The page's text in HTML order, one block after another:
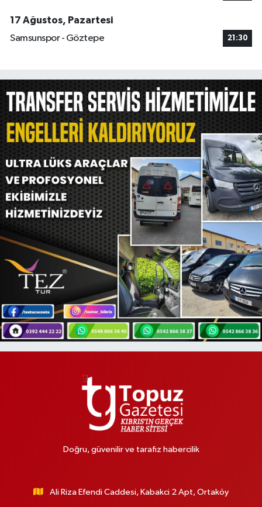
17 Ağustos, Pazartesi
Samsunspor - Göztepe
21:30
Doğru, güvenilir ve tarafız habercilik
Ali Riza Efendi Caddesi, Kabakci 2 Apt, Ortaköy